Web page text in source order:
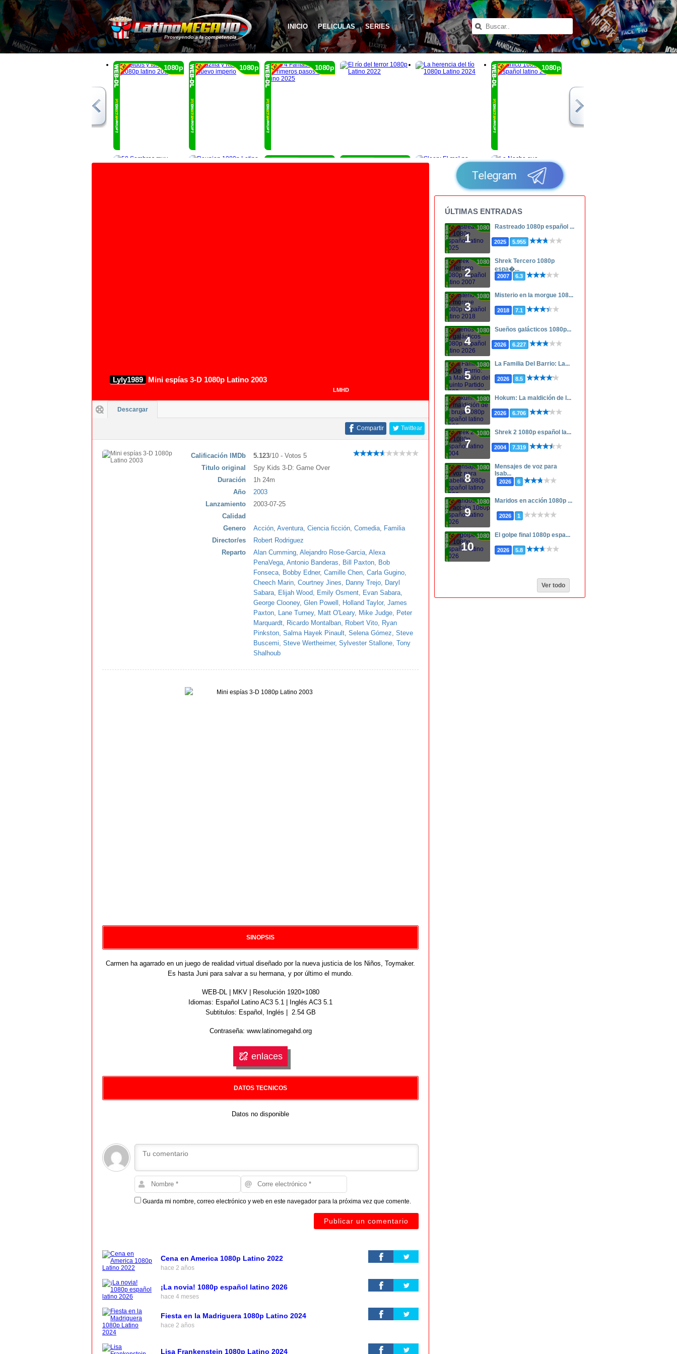
INICIO PELICULAS SERIES
1080p 1080p 1080p 1080p
1080p 1080p
Lyly1989 Mini espías 3-D 1080p Latino 2003
LMHD
Descargar
Twittear
Compartir
Calificación IMDb 5.123/10 - Votos 5
Titulo original
Spy Kids 3-D: Game Over
Duración
1h 24m
Año
2003
Lanzamiento
2003-07-25
Calidad
Genero
Acción, Aventura, Ciencia ficción, Comedia, Familia
Director/es
Robert Rodriguez
Reparto
Alan Cumming, Alejandro Rose-Garcia, Alexa
PenaVega, Antonio Banderas, Bill Paxton, Bob
Fonseca, Bobby Edner, Camille Chen, Carla Gugino,
Cheech Marin, Courtney Jines, Danny Trejo, Daryl
Sabara, Elijah Wood, Emily Osment, Evan Sabara,
George Clooney, Glen Powell , Holland Taylor, James
Paxton, Lane Turney, Matt O'Leary, Mike Judge, Peter
Marquardt, Ricardo Montalban, Robert Vito, Ryan
Pinkston, Salma Hayek Pinault, Selena Gómez, Steve
Buscemi, Steve Wertheimer, Sylvester Stallone, Tony
Shalhoub
SINOPSIS
Carmen ha agarrado en un juego de realidad virtual diseñado por la nueva justicia de los Niños, Toymaker.
Es hasta Juni para salvar a su hermana, y por último el mundo.
WEB-DL | MKV | Resolución 1920×1080
Idiomas: Español Latino AC3 5.1 | Inglés AC3 5.1
Subtitulos: Español,
Inglés | 2.54 GB
Contraseña: www.latinomegahd.org
enlaces
DATOS TECNICOS
Datos no disponible
Guarda mi nombre, correo electrónico y web en este navegador para la próxima vez que comente.
Cena en America 1080p Latino 2022
hace 2 años
¡La novia! 1080p español latino 2026
hace 4 meses
Fiesta en la Madriguera 1080p Latino 2024
hace 2 años
Lisa Frankenstein 1080p Latino 2024
Telegram
ÚLTIMAS ENTRADAS
1
1080p Rastreado 1080p español ...
2025 5.955
2
1080p
Shrek Tercero 1080p
espa�...
2007 6.3
3
1080p Misterio en la morgue 108...
2018 7.1
4
1080p Sueños galácticos 1080p...
2026 6.227
5
1080p La Familia Del Barrio: La...
2026 8.5
6
1080p Hokum: La maldición de l...
2026 6.706
7
1080p Shrek 2 1080p español la...
2004 7.319
8
1080p
Mensajes de voz para
Isab...
2026 6
9
1080p Maridos en acción 1080p ...
2026 1
10
1080p El golpe final 1080p espa...
2026 5.8
Ver todo